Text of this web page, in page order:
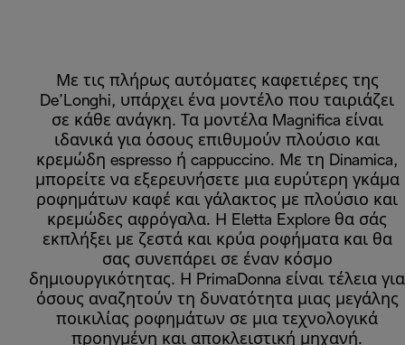
Με τις πλήρως αυτόματες καφετιέρες της
De’Longhi, υπάρχει ένα μοντέλο που ταιριάζει
σε κάθε ανάγκη. Τα μοντέλα Magnifica είναι
ιδανικά για όσους επιθυμούν πλούσιο και
κρεμώδη espresso ή cappuccino. Με τη Dinamica,
μπορείτε να εξερευνήσετε μια ευρύτερη γκάμα
ροφημάτων καφέ και γάλακτος με πλούσιο και
κρεμώδες αφρόγαλα. Η Eletta Explore θα σάς
εκπλήξει με ζεστά και κρύα ροφήματα και θα
σας συνεπάρει σε έναν κόσμο
δημιουργικότητας. Η PrimaDonna είναι τέλεια για
όσους αναζητούν τη δυνατότητα μιας μεγάλης
ποικιλίας ροφημάτων σε μια τεχνολογικά
προηγμένη και αποκλειστική μηχανή.